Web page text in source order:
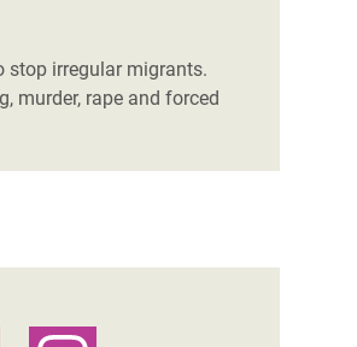
stop irregular migrants.
murder, rape and forced